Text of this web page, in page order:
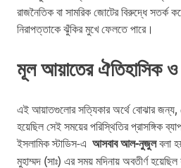
রাজনৈতিক বা সামরিক জোটের বিরুদ্ধে সতর্ক
নিরাপত্তাকে ঝুঁকির মুখে ফেলতে পারে।
মূল আয়াতের ঐতিহাসিক ও
এই আয়াতগুলোর সত্যিকার অর্থে বোঝার জন্য,
হয়েছিল সেই সময়ের পরিস্থিতির প্রাসঙ্গিক
ইসলামিক স্টাডিস-এ আসবাব আল-নুজুলবলা
মুহাম্মদ (সাঃ) এর সময় মদিনায় অবতীর্ণ